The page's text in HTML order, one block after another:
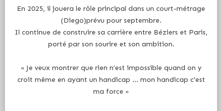
En 2025, il jouera le rôle principal dans un court-métrage
(Diego)prévu pour septembre.
Il continue de construire sa carrière entre Béziers et Paris,
porté par son sourire et son ambition.
« Je veux montrer que rien n’est impossible quand on y
croit même en ayant un handicap … mon handicap c’est
ma force »